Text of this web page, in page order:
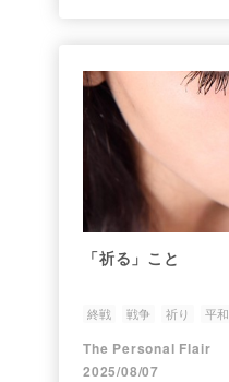
「祈る」こと
終戦 戦争 祈り 平和
The Personal Flair
2025/08/07